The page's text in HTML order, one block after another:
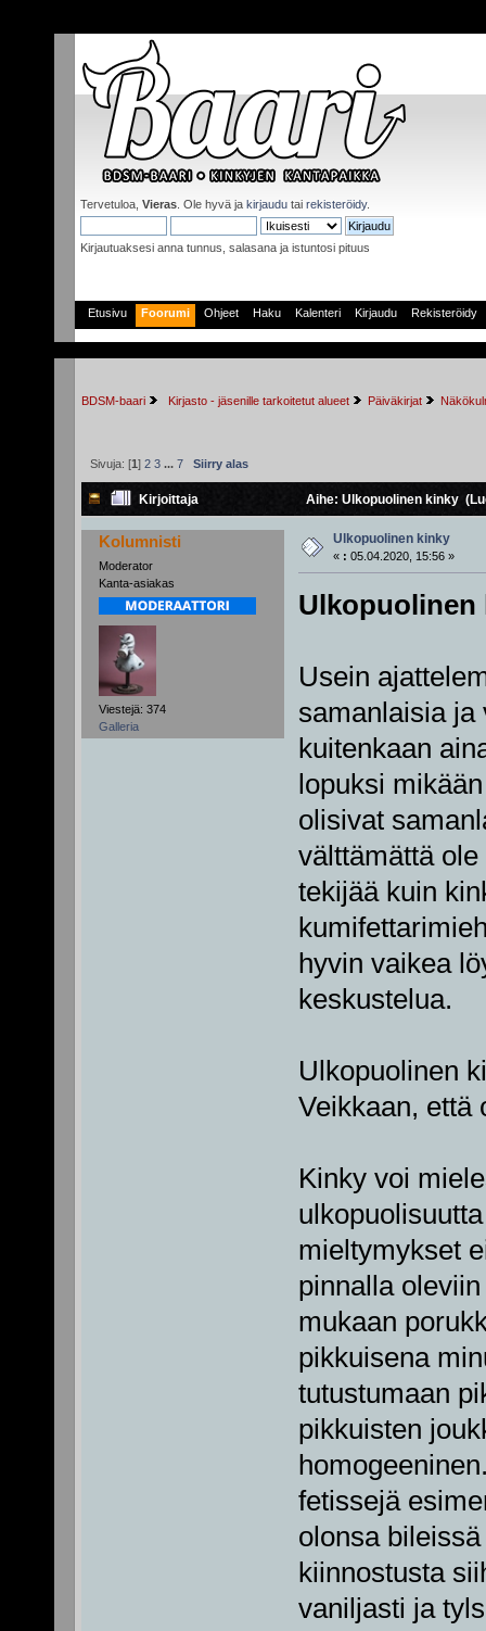
Tervetuloa, Vieras . Ole hyvä ja kirjaudu tai rekisteröidy.
Kirjautuaksesi anna tunnus, salasana ja istuntosi pituus
Etusivu Foorumi Ohjeet Haku Kalenteri Kirjaudu Rekisteröidy
BDSM-baari Kirjasto - jäsenille tarkoitetut alueet Päiväkirjat
Sivuja: [1] 2 3 ... 7 Siirry alas
Kirjoittaja Aihe: Ulkopuolinen kinky
Kolumnisti
Moderator
Kanta-asiakas
Viestejä: 374
Galleria
Ulkopuolinen kinky
« : 05.04.2020, 15:56 »
Ulkopuolinen
Usein
samanlaisia ja
kuitenkaan
lopuksi
olisivat
välttämättä
tekijää kuin
hyvin vaikea
keskustelua.
Ulkopuolinen
Veikkaan, että
Kinky voi
mieltymykset
pinnalla
mukaan
pikkuisena
tutustumaan
pikkuisten
fetissejä
olonsa
kiinnostusta
vaniljasti ja